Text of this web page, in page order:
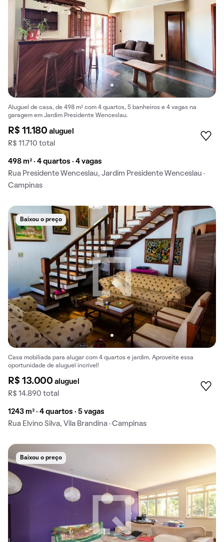
Aluguel de casa, de 498 m² com 4 quartos, 5 banheiros e 4 vagas na
garagem em Jardim Presidente Wenceslau.
R$ 11.180aluguel
R$ 11.710 total
498 m² · 4 quartos · 4 vagas
Rua Presidente Wenceslau, Jardim Presidente Wenceslau ·
Campinas
Baixou o preço
Casa mobiliada para alugar com 4 quartos e jardim. Aproveite essa
oportunidade de aluguel incrível!
R$ 13.000aluguel
R$ 14.890 total
1243 m² · 4 quartos · 5 vagas
Rua Elvino Silva, Vila Brandina · Campinas
Baixou o preço